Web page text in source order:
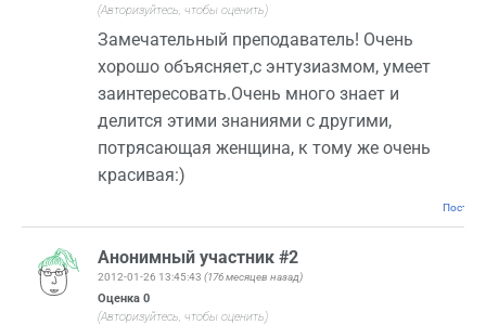
(Авторизуйтесь, чтобы оценить)
Замечательный преподаватель! Очень
хорошо объясняет,с энтузиазмом, умеет
заинтересовать.Очень много знает и
делится этими знаниями с другими,
потрясающая женщина, к тому же очень
красивая:)
Анонимный участник #2
2012-01-26 13:45:43 (176 месяцев назад)
Оценка 0
(Авторизуйтесь, чтобы оценить)